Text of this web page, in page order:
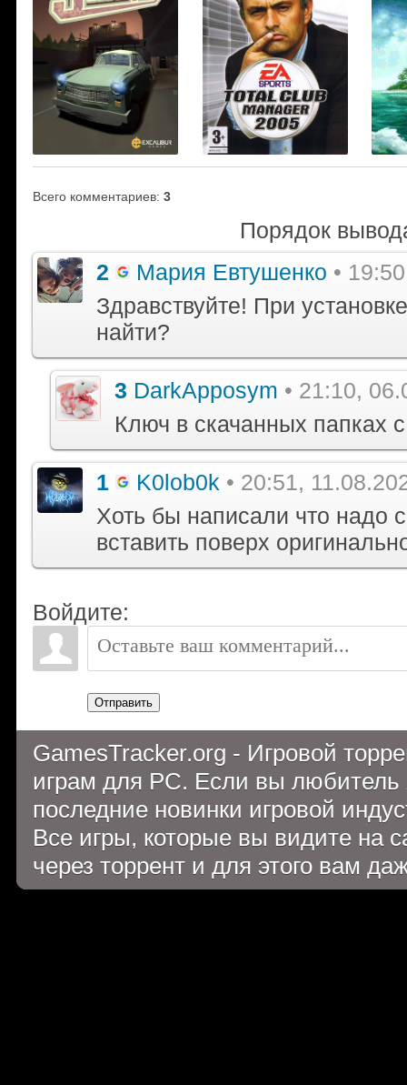
Всего комментариев: 3
Порядок
2
Мария Евтушенко •
Здравствуйте! При
найти?
3 DarkApposym • 21:10,
Ключ в скачанных папках
1 K0lob0k • 20:51,
Хоть бы написали что надо
вставить поверх
Войдите:
Отправить
GamesTracker.org - Игровой
играм для PC. Если вы
последние новинки игровой
Все игры, которые вы видите на
через торрент и для этого вам